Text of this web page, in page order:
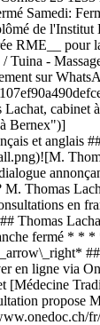
Samedi:
de
RME__ pour
-
sur
Lachat, cabinet
Bernex")]
et anglais
Thomas
en
Thomas
fermé * *
en ligne
[Médecine
propose
www.onedoc.ch/fr/specialiste-en-medecine-traditionnelle-chinoise-mtc/geneve)[Physiothérapeute du sport à Genève](https://www.onedoc.ch/fr/physiotherapeute-du-sport/geneve)[Gynécologue obstétricien à Genève](https://www.onedoc.ch/fr/gynecologue-obstetricien/geneve)[Psychothérapeute à Genève](https://www.onedoc.ch/fr/psychotherapeute/geneve)[Masseur thérapeutique à Genève](https://www.onedoc.ch/fr/masseur-therapeutique/geneve)[Ostéopathe à Genève](https://www.onedoc.ch/fr/osteopathe/geneve)[Thérapeute en nutrition MCO à Genève](https://www.onedoc.ch/fr/therapeute-en-nutrition-mco/geneve)[Ophtalmologue à Genève](https://www.onedoc.ch/fr/ophtalmologue/geneve)[Pédiatre à Genève](https://www.onedoc.ch/fr/pediatre/geneve)[Thérapeute en nutrition à Genève](https://www.onedoc.ch/fr/therapeute-en-nutrition/geneve)[Thérapeute en hypnose à Genève](https://www.onedoc.ch/fr/therapeute-en-hypnose/geneve)[Spécialiste en médecine esthétique à Genève](https://www.onedoc.ch/fr/specialiste-en-medecine-esthetique/geneve) *keyboard\_arrow\_right* ## Annuaire des professionnels de santé suisses [Liste des praticiens](https://www.onedoc.ch/fr/annuaire) [A](https://www.onedoc.ch/fr/annuaire/A) [B](https://www.onedoc.ch/fr/annuaire/B) [C](https://www.onedoc.ch/fr/annuaire/C) [D](https://www.onedoc.ch/fr/annuaire/D) [E](https://www.onedoc.ch/fr/annuaire/E) [F](https://www.onedoc.ch/fr/annuaire/F) [G](https://www.onedoc.ch/fr/annuaire/G) [H](https://www.onedoc.ch/fr/annuaire/H) [I](https://www.onedoc.ch/fr/annuaire/I) [J](https://www.onedoc.ch/fr/annuaire/J) [K](https://www.onedoc.ch/fr/annuaire/K) [L](https://www.onedoc.ch/fr/annuaire/L) [M](https://www.onedoc.ch/fr/annuaire/M) [N](https://www.onedoc.ch/fr/annuaire/N) [O](https://www.onedoc.ch/fr/annuaire/O) [P](https://www.onedoc.ch/fr/annuaire/P) [Q](https://www.onedoc.ch/fr/annuaire/Q) [R](https://www.onedoc.ch/fr/annuaire/R) [S](https://www.onedoc.ch/fr/annuaire/S) [T](https://www.onedoc.ch/fr/annuaire/T) [U](https://www.onedoc.ch/fr/annuaire/U) [V](https://www.onedoc.ch/fr/annuaire/V) [W](https://www.onedoc.ch/fr/annuaire/W) [X](https://www.onedoc.ch/fr/annuaire/X) [Y](https://www.onedoc.ch/fr/annuaire/Y) [Z](https://www.onedoc.ch/fr/annuaire/Z) ## OneDoc [Pour les professionnels de santé](https://info.onedoc.ch/fr/) [À propos de nous](https://info.onedoc.ch/fr/raison-d-etre/) [Presse](https://info.onedoc.ch/fr/presse/) [Carrières](https://career.onedoc.ch/fr) [Centre de confidentialité](https://privacy.onedoc.ch/fr/) [Gestion des cookies](javascript:Didomi.preferences.show%28%29) [Centre d'aide](https://help.onedoc.ch/fr/) ## Langues [Deutsch](https://www.onedoc.ch/de/akupunkteur/bernex/pcmu4/thomas-lachat) [Français](https://www.onedoc.ch/fr/acupuncteur/bernex/pcmu4/